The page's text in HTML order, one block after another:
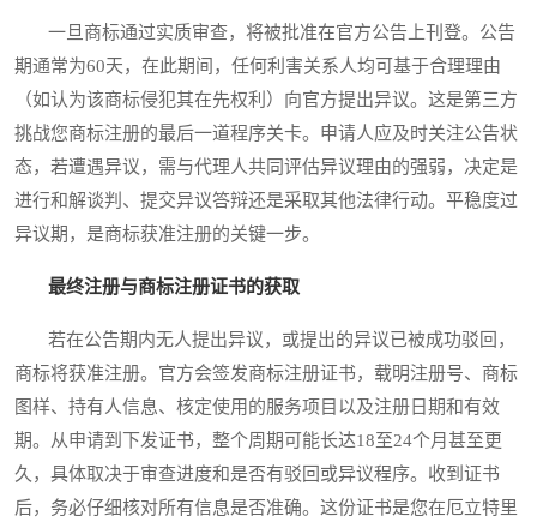
一旦商标通过实质审查，将被批准在官方公告上刊登。公告
期通常为60天，在此期间，任何利害关系人均可基于合理理由
（如认为该商标侵犯其在先权利）向官方提出异议。这是第三方
挑战您商标注册的最后一道程序关卡。申请人应及时关注公告状
态，若遭遇异议，需与代理人共同评估异议理由的强弱，决定是
进行和解谈判、提交异议答辩还是采取其他法律行动。平稳度过
异议期，是商标获准注册的关键一步。
最终注册与商标注册证书的获取
若在公告期内无人提出异议，或提出的异议已被成功驳回，
商标将获准注册。官方会签发商标注册证书，载明注册号、商标
图样、持有人信息、核定使用的服务项目以及注册日期和有效
期。从申请到下发证书，整个周期可能长达18至24个月甚至更
久，具体取决于审查进度和是否有驳回或异议程序。收到证书
后，务必仔细核对所有信息是否准确。这份证书是您在厄立特里